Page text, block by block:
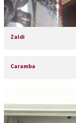
Zaldi
Caramba